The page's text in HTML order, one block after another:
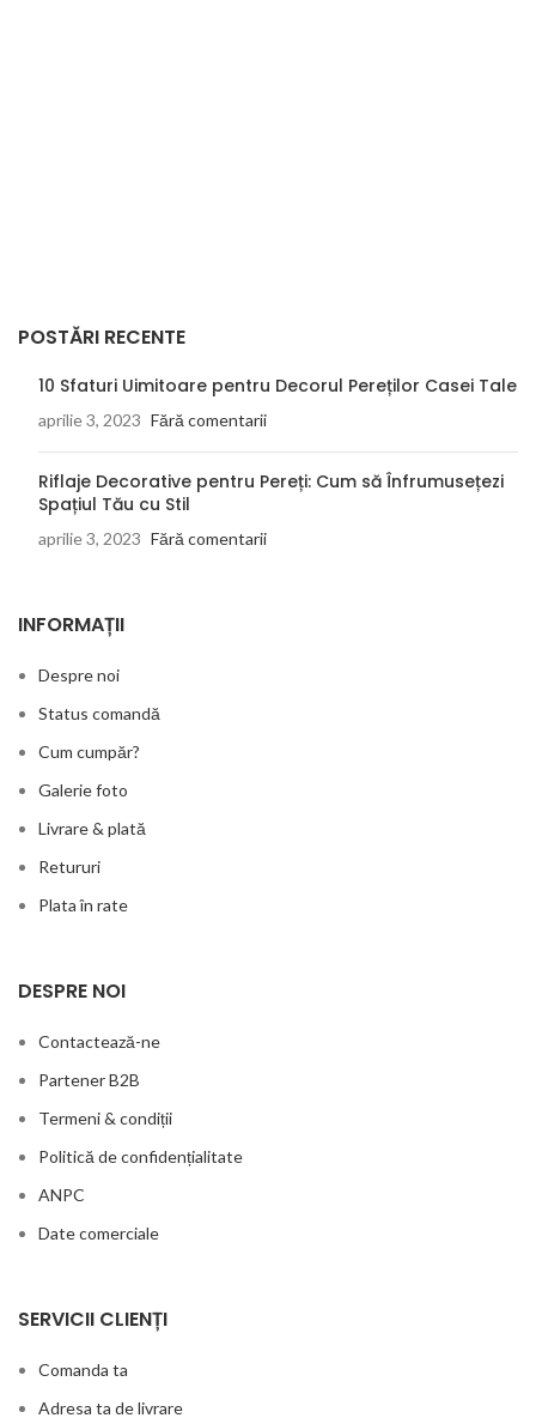
POSTĂRI RECENTE
10 Sfaturi Uimitoare pentru Decorul Pereților Casei Tale
aprilie 3, 2023 Fără comentarii
Riflaje Decorative pentru Pereți: Cum să Înfrumusețezi
Spațiul Tău cu Stil
aprilie 3, 2023 Fără comentarii
INFORMAȚII
Despre noi
Status comandă
Cum cumpăr?
Galerie foto
Livrare & plată
Retururi
Plata în rate
DESPRE NOI
Contactează-ne
Partener B2B
Termeni & condiții
Politică de confidențialitate
ANPC
Date comerciale
SERVICII CLIENȚI
Comanda ta
Adresa ta de livrare